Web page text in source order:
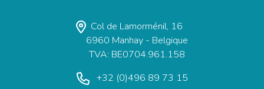
Col de Lamorménil, 16
6960 Manhay - Belgique
TVA: BE0704.961.158
+32 (0)496 89 73 15